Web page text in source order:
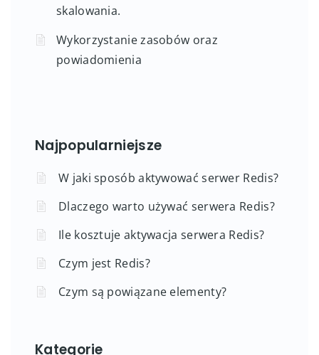
skalowania.
Wykorzystanie zasobów oraz
powiadomienia
Najpopularniejsze
W jaki sposób aktywować serwer Redis?
Dlaczego warto używać serwera Redis?
Ile kosztuje aktywacja serwera Redis?
Czym jest Redis?
Czym są powiązane elementy?
Kategorie